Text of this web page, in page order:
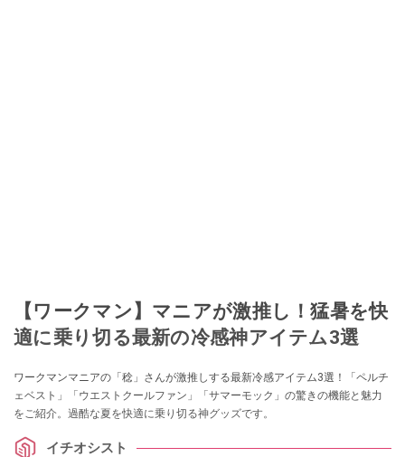
【ワークマン】マニアが激推し！猛暑を快
適に乗り切る最新の冷感神アイテム3選
ワークマンマニアの「稔」さんが激推しする最新冷感アイテム3選！「ペルチ
ェベスト」「ウエストクールファン」「サマーモック」の驚きの機能と魅力
をご紹介。過酷な夏を快適に乗り切る神グッズです。
イチオシスト